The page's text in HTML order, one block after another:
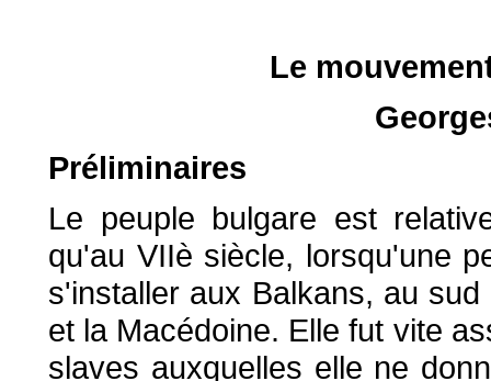
Le
Préliminaires
Le peuple bulgare est
qu'au VIIè siècle, lorsqu'une
s'installer aux Balkans, au
et la Macédoine. Elle fut vite
slaves auxquelles elle ne